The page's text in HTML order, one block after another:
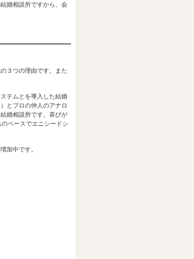
婚相談所ですから、会
３つの理由です。また
テムとを導入した結婚
とプロの仲人のアナロ
婚相談所です。喜びが
ペースでエニシードシ
加中です。